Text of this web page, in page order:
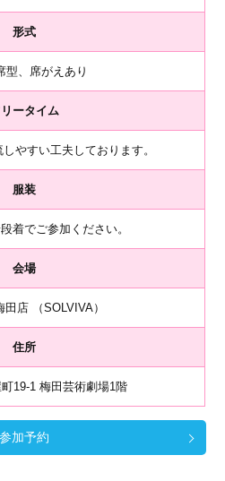
形式
型、席がえあり
ータイム
やすい工夫しております。
服装
着でご参加ください。
会場
田店 （SOLVIVA）
住所
19-1 梅田芸術劇場1階
参加予約